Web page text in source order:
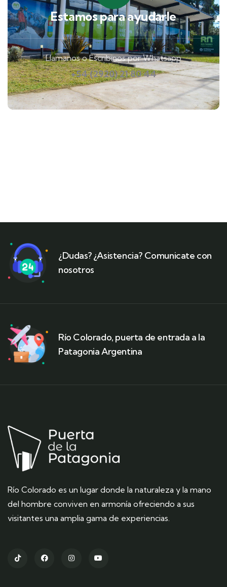
Estamos para ayudarle
Llamanos o Escribinos por Whatsapp
+54 (2920) 21 80 44
¿Dudas? ¿Asistencia? Comunicate con
nosotros
Río Colorado, puerta de entrada a la
Patagonia Argentina
Río Colorado es un lugar donde la naturaleza y la mano
del hombre conviven en armonía ofreciendo a sus
visitantes una amplia gama de experiencias.